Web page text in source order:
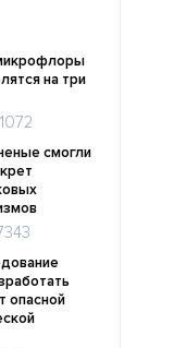
на три
смогли
опасной